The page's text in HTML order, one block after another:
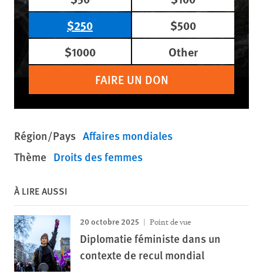
$250
$500
$1000
Other
FAIRE UN DON
Région/Pays Affaires mondiales
Thème Droits des femmes
À LIRE AUSSI
20 octobre 2025 Point de vue
Diplomatie féministe dans un
contexte de recul mondial